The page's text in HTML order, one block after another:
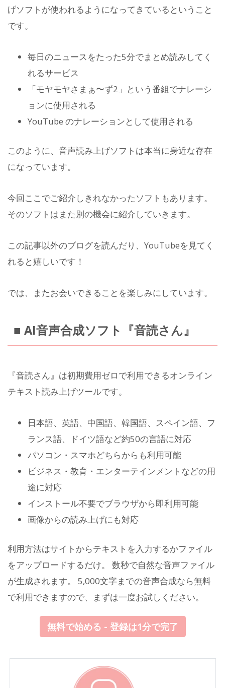
げソフトが使われるようになってきているということ
です。
毎日のニュースをたった5分でまとめ読みしてく
れるサービス
「モヤモヤさまぁ〜ず2」という番組でナレーシ
ョンに使用される
YouTube のナレーションとして使用される
このように、音声読み上げソフトは本当に身近な存在
になっています。
今回ここでご紹介しきれなかったソフトもあります。
そのソフトはまた別の機会に紹介していきます。
この記事以外のブログを読んだり、YouTubeを見てく
れると嬉しいです！
では、またお会いできることを楽しみにしています。
■ AI音声合成ソフト『音読さん』
『音読さん』は初期費用ゼロで利用できるオンライン
テキスト読み上げツールです。
日本語、英語、中国語、韓国語、スペイン語、フ
ランス語、ドイツ語など約50の言語に対応
パソコン・スマホどちらからも利用可能
ビジネス・教育・エンターテインメントなどの用
途に対応
インストール不要でブラウザから即利用可能
画像からの読み上げにも対応
利用方法はサイトからテキストを入力するかファイル
をアップロードするだけ。 数秒で自然な音声ファイル
が生成されます。 5,000文字までの音声合成なら無料
で利用できますので、まずは一度お試しください。
無料で始める - 登録は1分で完了